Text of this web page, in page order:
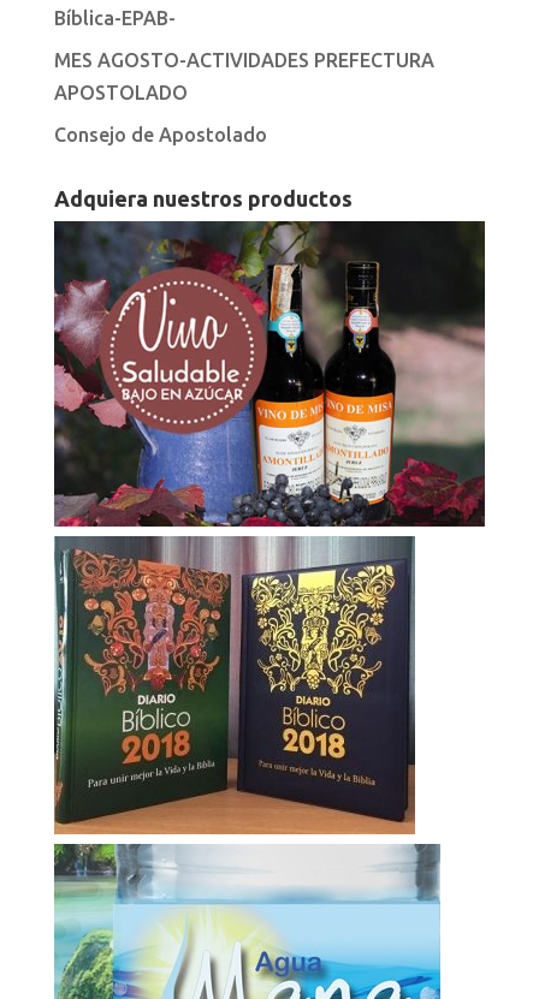
Bíblica-EPAB-
MES AGOSTO-ACTIVIDADES PREFECTURA
APOSTOLADO
Consejo de Apostolado
Adquiera nuestros productos